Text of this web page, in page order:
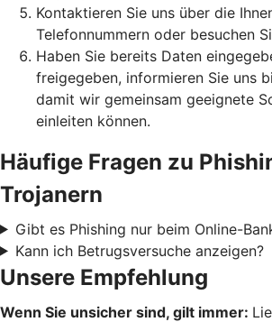
Kontaktieren Sie uns über die
Telefonnummern oder besuchen
Haben Sie bereits Daten
freigegeben, informieren Sie uns
damit wir gemeinsam geeignete
einleiten können.
Häufige Fragen zu
Trojanern
Gibt es Phishing nur beim Online-
Kann ich Betrugsversuche anzeigen?
Unsere Empfehlung
Wenn Sie unsicher sind, gilt immer: